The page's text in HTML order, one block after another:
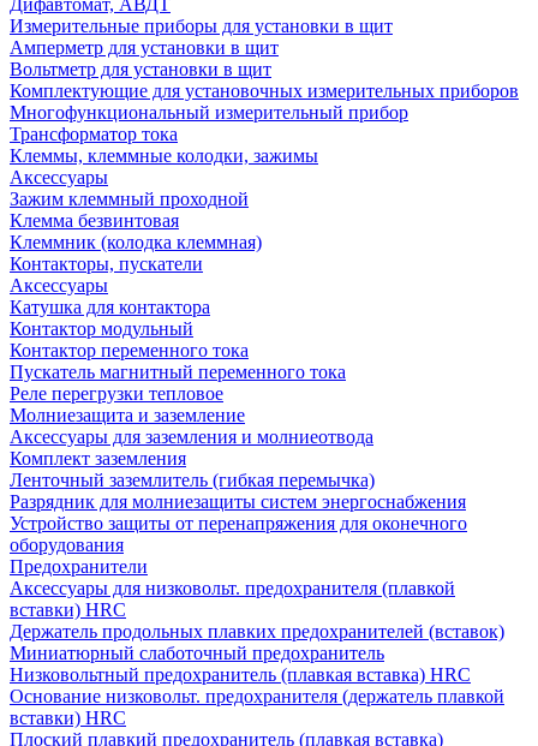
Дифавтомат, АВДТ
Измерительные приборы для установки в щит
Амперметр для установки в щит
Вольтметр для установки в щит
Комплектующие для установочных измерительных приборов
Многофункциональный измерительный прибор
Трансформатор тока
Клеммы, клеммные колодки, зажимы
Аксессуары
Зажим клеммный проходной
Клемма безвинтовая
Клеммник (колодка клеммная)
Контакторы, пускатели
Аксессуары
Катушка для контактора
Контактор модульный
Контактор переменного тока
Пускатель магнитный переменного тока
Реле перегрузки тепловое
Молниезащита и заземление
Аксессуары для заземления и молниеотвода
Комплект заземления
Ленточный заземлитель (гибкая перемычка)
Разрядник для молниезащиты систем энергоснабжения
Устройство защиты от перенапряжения для оконечного
оборудования
Предохранители
Аксессуары для низковольт. предохранителя (плавкой
вставки) HRC
Держатель продольных плавких предохранителей (вставок)
Миниатюрный слаботочный предохранитель
Низковольтный предохранитель (плавкая вставка) HRC
Основание низковольт. предохранителя (держатель плавкой
вставки) HRC
Плоский плавкий предохранитель (плавкая вставка)